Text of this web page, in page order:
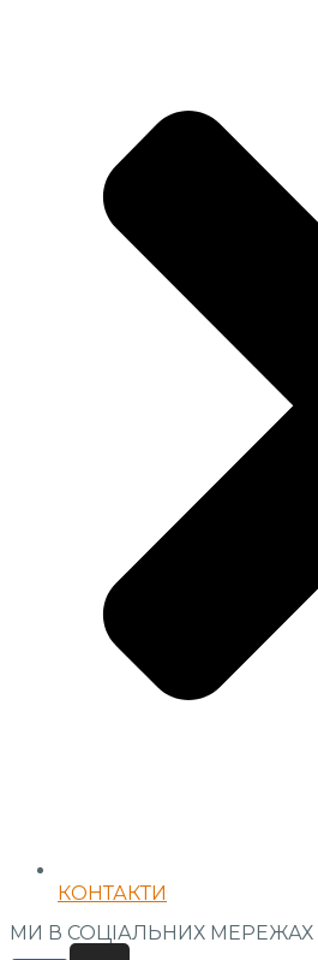
КОНТАКТИ
МИ В СОЦІАЛЬНИХ МЕРЕЖАХ